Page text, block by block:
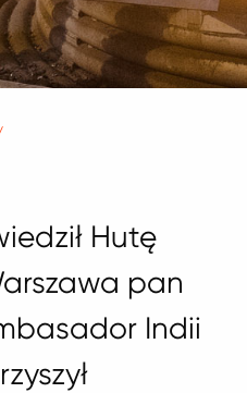
Hutę
pan
Indii